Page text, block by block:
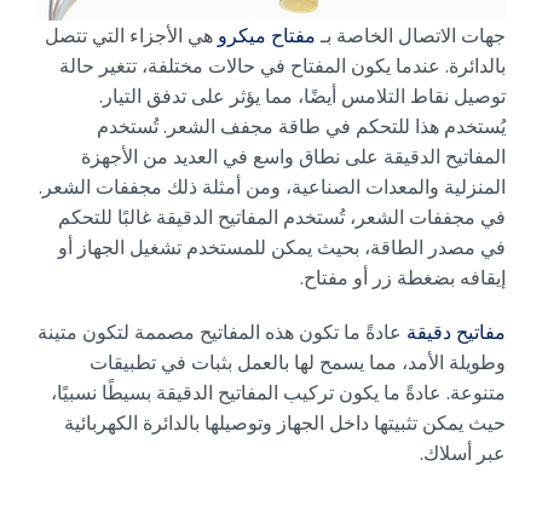
جهات الاتصال الخاصة بـمفتاح ميكرو هي الأجزاء التي تتصل
بالدائرة. عندما يكون المفتاح في حالات مختلفة، تتغير حالة
توصيل نقاط التلامس أيضًا، مما يؤثر على تدفق التيار.
يُستخدم هذا للتحكم في طاقة مجفف الشعر. تُستخدم
المفاتيح الدقيقة على نطاق واسع في العديد من الأجهزة
المنزلية والمعدات الصناعية، ومن أمثلة ذلك مجففات الشعر.
في مجففات الشعر، تُستخدم المفاتيح الدقيقة غالبًا للتحكم
في مصدر الطاقة، بحيث يمكن للمستخدم تشغيل الجهاز أو
إيقافه بضغطة زر أو مفتاح.
مفاتيح دقيقة عادةً ما تكون هذه المفاتيح مصممة لتكون متينة
وطويلة الأمد، مما يسمح لها بالعمل بثبات في تطبيقات
متنوعة. عادةً ما يكون تركيب المفاتيح الدقيقة بسيطًا نسبيًا،
حيث يمكن تثبيتها داخل الجهاز وتوصيلها بالدائرة الكهربائية
عبر أسلاك.